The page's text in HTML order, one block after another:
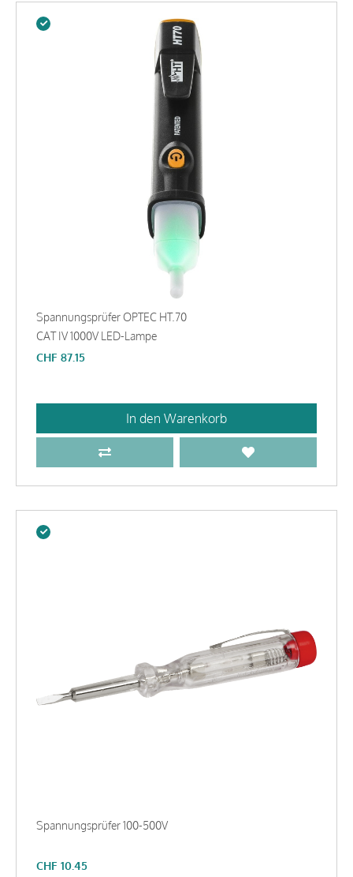
Spannungsprüfer OPTEC HT.70
CAT IV 1000V LED-Lampe
CHF 87.15
In den Warenkorb
Spannungsprüfer 100-500V
CHF 10.45